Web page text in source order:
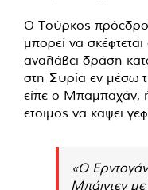
Ο Τούρκος
μπορεί να
αναλάβει δράση
στη Συρία εν μέσω
είπε ο Μπαμπαχάν,
έτοιμος να κάψει
«Ο
Μπάιντεν